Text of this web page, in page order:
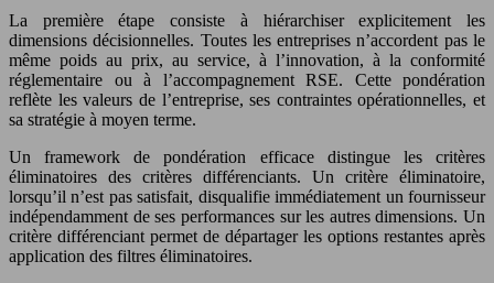
La première étape consiste à hiérarchiser explicitement les
dimensions décisionnelles. Toutes les entreprises n’accordent pas le
même poids au prix, au service, à l’innovation, à la conformité
réglementaire ou à l’accompagnement RSE. Cette pondération
reflète les valeurs de l’entreprise, ses contraintes opérationnelles, et
sa stratégie à moyen terme.
Un framework de pondération efficace distingue les critères
éliminatoires des critères différenciants. Un critère éliminatoire,
lorsqu’il n’est pas satisfait, disqualifie immédiatement un fournisseur
indépendamment de ses performances sur les autres dimensions. Un
critère différenciant permet de départager les options restantes après
application des filtres éliminatoires.